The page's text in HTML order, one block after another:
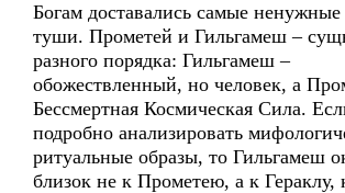
Богам доставались самые ненужные
туши. Прометей и Гильгамеш –
разного порядка: Гильгамеш –
обожествленный, но человек, а
Бессмертная Космическая Сила.
подробно анализировать
ритуальные образы, то Гильгамеш
близок не к Прометею, а к Гераклу,